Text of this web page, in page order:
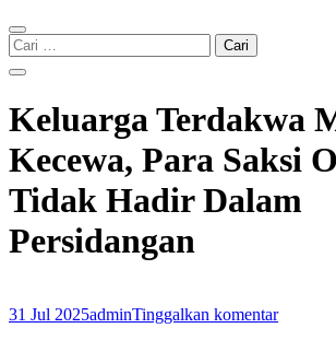
Cari
untuk:
Keluarga Terdakwa
Kecewa, Para Saksi
Tidak Hadir Dalam
Persidangan
31 Jul 2025adminTinggalkan komentar